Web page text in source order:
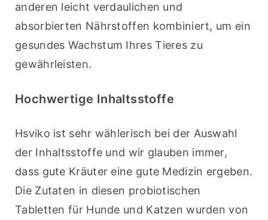
anderen leicht verdaulichen und
absorbierten Nährstoffen kombiniert, um ein
gesundes Wachstum Ihres Tieres zu
gewährleisten.
Hochwertige Inhaltsstoffe
Hsviko ist sehr wählerisch bei der Auswahl
der Inhaltsstoffe und wir glauben immer,
dass gute Kräuter eine gute Medizin ergeben.
Die Zutaten in diesen probiotischen
Tabletten für Hunde und Katzen wurden von